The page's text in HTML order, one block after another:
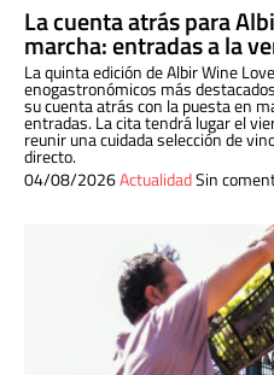
La cuenta atrás para
marcha: entradas a la
La quinta edición de Albir Wine
enogastronómicos más
su cuenta atrás con la puesta en
entradas. La cita tendrá lugar el
reunir una cuidada selección de
directo.
04/08/2026ActualidadSin